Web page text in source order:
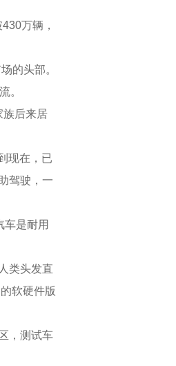
万辆，
的头部。
。
后来居
现在，已
驾驶，一
是耐用
类头发直
软硬件版
，测试车